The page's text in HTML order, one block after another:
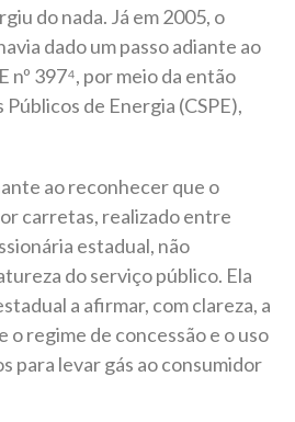
do nada. Já em 2005, o
dado um passo adiante ao
nº 397⁴, por meio da então
de Energia (CSPE),
ao reconhecer que o
carretas, realizado entre
estadual, não
do serviço público. Ela
a afirmar, com clareza, a
regime de concessão e o uso
para levar gás ao consumidor